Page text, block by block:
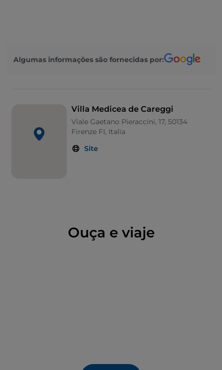
Algumas informações são fornecidas por:
Villa Medicea de Careggi
Viale Gaetano Pieraccini, 17, 50134
Firenze FI, Italia
Site
Ouça e viaje